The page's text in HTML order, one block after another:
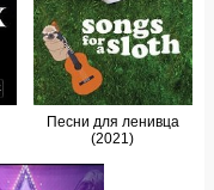
Песни для ленивца
(2021)